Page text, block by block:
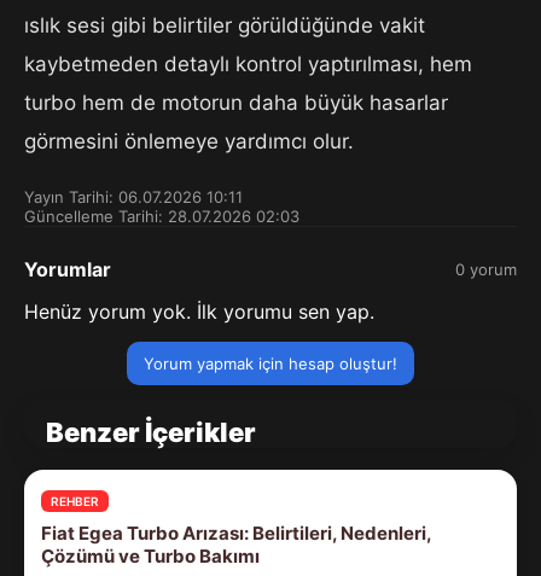
ıslık sesi gibi belirtiler görüldüğünde vakit
kaybetmeden detaylı kontrol yaptırılması, hem
turbo hem de motorun daha büyük hasarlar
görmesini önlemeye yardımcı olur.
Yayın Tarihi: 06.07.2026 10:11
Güncelleme Tarihi: 28.07.2026 02:03
Yorumlar 0 yorum
Henüz yorum yok. İlk yorumu sen yap.
Yorum yapmak için hesap oluştur!
Benzer İçerikler
REHBER
Fiat Egea Turbo Arızası: Belirtileri, Nedenleri,
Çözümü ve Turbo Bakımı